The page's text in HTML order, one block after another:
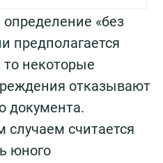
определение «без
предполагается
некоторые
отказывают
документа.
считается
юного